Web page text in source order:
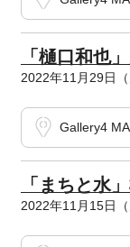
「樋口和也
2022年11月29日
Gallery4
「まちと水
2022年11月15日